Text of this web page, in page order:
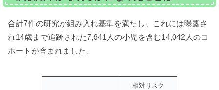
合計7件の研究が組み入れ基準を満たし、これには曝露さ
れ14歳まで追跡された7,641人の小児を含む14,042人のコ
ホートが含まれました。
相対リスク